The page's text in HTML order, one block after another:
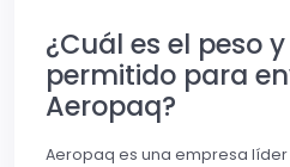
¿Cuál es el peso
permitido para
Aeropaq?
Aeropaq es una empresa